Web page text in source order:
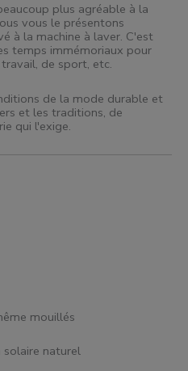
plus agréable à la
vous le présentons
à la machine à laver. C'est
temps immémoriaux pour
de sport, etc.
de la mode durable et
et les traditions, de
qui l'exige.
mouillés
naturel